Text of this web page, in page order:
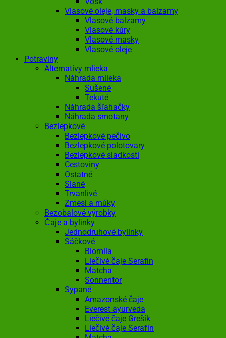
Vlasové oleje, masky a balzamy
Vlasové balzamy
Vlasové kúry
Vlasové masky
Vlasové oleje
Potraviny
Alternatívy mlieka
Náhrada mlieka
Sušené
Tekuté
Náhrada šľahačky
Náhrada smotany
Bezlepkové
Bezlepkové pečivo
Bezlepkové polotovary
Bezlepkové sladkosti
Cestoviny
Ostatné
Slané
Trvanlivé
Zmesi a múky
Bezobalové výrobky
Čaje a bylinky
Jednodruhové bylinky
Sáčkové
Biomila
Liečivé čaje Serafin
Matcha
Sonnentor
Sypané
Amazonské čaje
Everest ayurveda
Liečivé čaje Grešík
Liečivé čaje Serafín